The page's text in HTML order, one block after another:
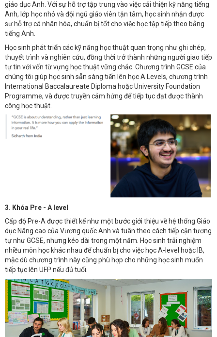
giáo dục Anh. Với sự hỗ trợ tập trung vào việc cải thiện kỹ năng tiếng
Anh, lớp học nhỏ và đội ngũ giáo viên tận tâm, học sinh nhận được
sự hỗ trợ cá nhân hóa, chuẩn bị tốt cho việc học tập tiếp theo bằng
tiếng Anh.
Học sinh phát triển các kỹ năng học thuật quan trọng như ghi chép,
thuyết trình và nghiên cứu, đồng thời trở thành những người giao tiếp
tự tin với vốn từ vựng học thuật vững chắc. Chương trình GCSE của
chúng tôi giúp học sinh sẵn sàng tiến lên học A Levels, chương trình
International Baccalaureate Diploma hoặc University Foundation
Programme, và được truyền cảm hứng để tiếp tục đạt được thành
công học thuật.
3. Khóa Pre - A level
Cấp độ Pre-A được thiết kế như một bước giới thiệu về hệ thống Giáo
dục Nâng cao của Vương quốc Anh và tuân theo cách tiếp cận tương
tự như GCSE, nhưng kéo dài trong một năm. Học sinh trải nghiệm
nhiều môn học khác nhau để chuẩn bị cho việc học A-level hoặc IB,
mặc dù chương trình này cũng phù hợp cho những học sinh muốn
tiếp tục lên UFP nếu đủ tuổi.